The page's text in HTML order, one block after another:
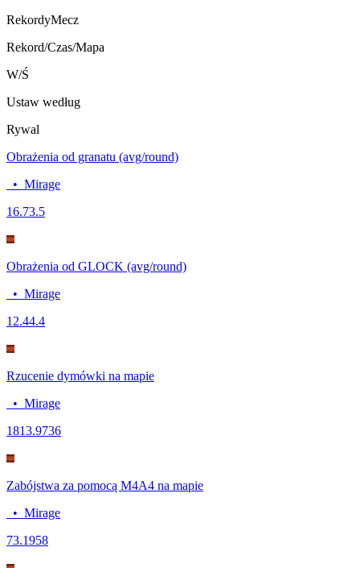
RekordyMecz
Rekord/Czas/Mapa
W/Ś
Ustaw według
Rywal
Obrażenia od granatu (avg/round)
• Mirage
16.73.5
Obrażenia od GLOCK (avg/round)
• Mirage
12.44.4
Rzucenie dymówki na mapie
• Mirage
1813.9736
Zabójstwa za pomocą M4A4 na mapie
• Mirage
73.1958